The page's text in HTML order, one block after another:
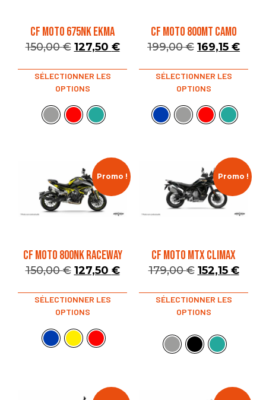
CF MOTO 675NK EKMA
150,00€ 127,50 €
SÉLECTIONNER LES
OPTIONS
CF MOTO 800MT CAMO
199,00€ 169,15 €
SÉLECTIONNER LES
OPTIONS
Promo !
CF MOTO 800NK RACEWAY
150,00€ 127,50 €
SÉLECTIONNER LES
OPTIONS
Promo !
CF MOTO MTX CLIMAX
179,00€ 152,15 €
SÉLECTIONNER LES
OPTIONS